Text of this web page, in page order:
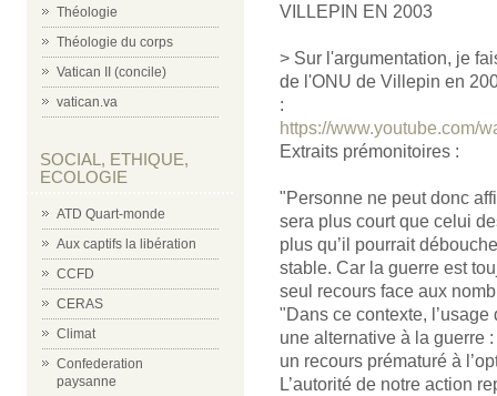
Théologie
Théologie du corps
Vatican II (concile)
vatican.va
SOCIAL, ETHIQUE,
ECOLOGIE
ATD Quart-monde
Aux captifs la libération
CCFD
CERAS
Climat
Confederation
paysanne
VILLEPIN EN 2003
> Sur l'argumentation, je
de l'ONU de Villepin en
:
https://www.youtube.com/
Extraits prémonitoires :
"Personne ne peut donc
sera plus court que celui
plus qu’il pourrait
stable. Car la guerre est
seul recours face aux
"Dans ce contexte,
une alternative à la guerre
un recours prématuré à
L’autorité de notre action